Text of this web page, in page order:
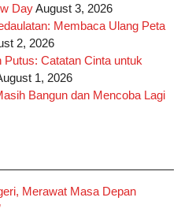
DayAugust 3, 2026
Membaca Ulang Peta
2, 2026
Catatan Cinta untuk
1, 2026
Bangun dan Mencoba Lagi
Merawat Masa Depan